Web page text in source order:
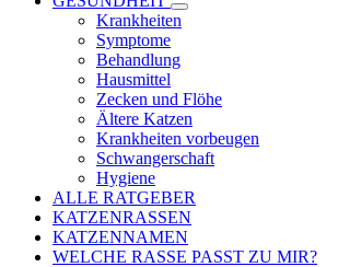
Krankheiten
Symptome
Behandlung
Hausmittel
Zecken und Flöhe
Ältere Katzen
Krankheiten vorbeugen
Schwangerschaft
Hygiene
ALLE RATGEBER
KATZENRASSEN
KATZENNAMEN
WELCHE RASSE PASST ZU MIR?